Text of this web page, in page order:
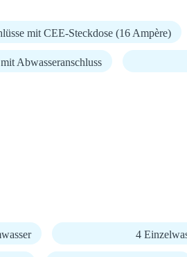
mit CEE-Steckdose (16 Ampère)
Abwasseranschluss
4